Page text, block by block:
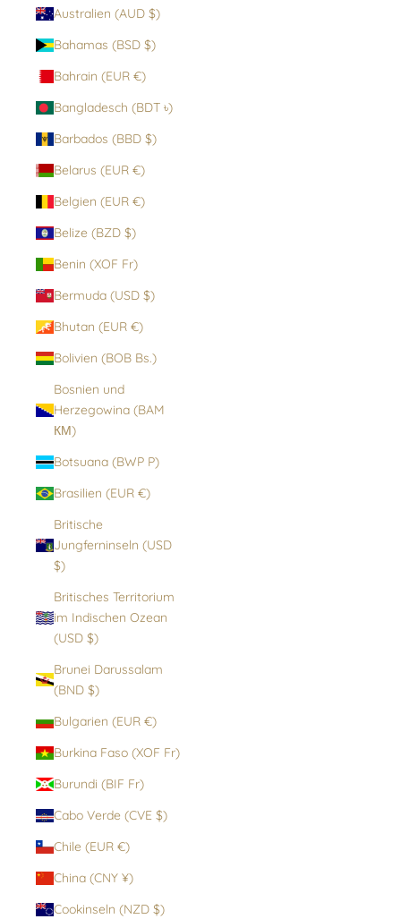
Australien (AUD $)
Bahamas (BSD $)
Bahrain (EUR €)
Bangladesch (BDT ৳)
Barbados (BBD $)
Belarus (EUR €)
Belgien (EUR €)
Belize (BZD $)
Benin (XOF Fr)
Bermuda (USD $)
Bhutan (EUR €)
Bolivien (BOB Bs.)
Bosnien und
Herzegowina (BAM
КМ)
Botsuana (BWP P)
Brasilien (EUR €)
Britische
Jungferninseln (USD
$)
Britisches Territorium
im Indischen Ozean
(USD $)
Brunei Darussalam
(BND $)
Bulgarien (EUR €)
Burkina Faso (XOF Fr)
Burundi (BIF Fr)
Cabo Verde (CVE $)
Chile (EUR €)
China (CNY ¥)
Cookinseln (NZD $)